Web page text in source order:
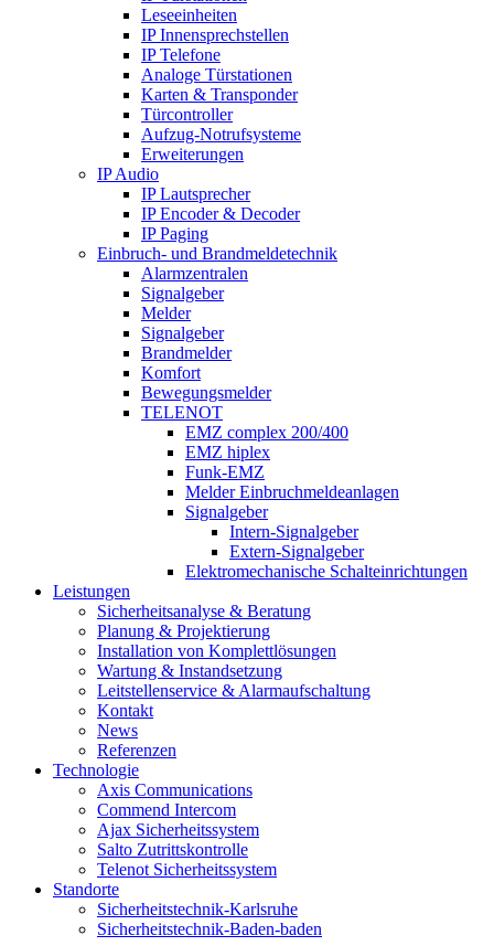
Leseeinheiten
IP Innensprechstellen
IP Telefone
Analoge Türstationen
Karten & Transponder
Türcontroller
Aufzug-Notrufsysteme
Erweiterungen
IP Audio
IP Lautsprecher
IP Encoder & Decoder
IP Paging
Einbruch- und Brandmeldetechnik
Alarmzentralen
Signalgeber
Melder
Signalgeber
Brandmelder
Komfort
Bewegungsmelder
TELENOT
EMZ complex 200/400
EMZ hiplex
Funk-EMZ
Melder Einbruchmeldeanlagen
Signalgeber
Intern-Signalgeber
Extern-Signalgeber
Elektromechanische Schalteinrichtungen
Leistungen
Sicherheitsanalyse & Beratung
Planung & Projektierung​
Installation von Komplettlösungen
Wartung & Instandsetzung
Leitstellenservice & Alarmaufschaltung
Kontakt
News
Referenzen
Technologie
Axis Communications
Commend Intercom
Ajax Sicherheitssystem​
Salto Zutrittskontrolle
Telenot Sicherheitssystem
Standorte
Sicherheitstechnik-Karlsruhe
Sicherheitstechnik-Baden-baden